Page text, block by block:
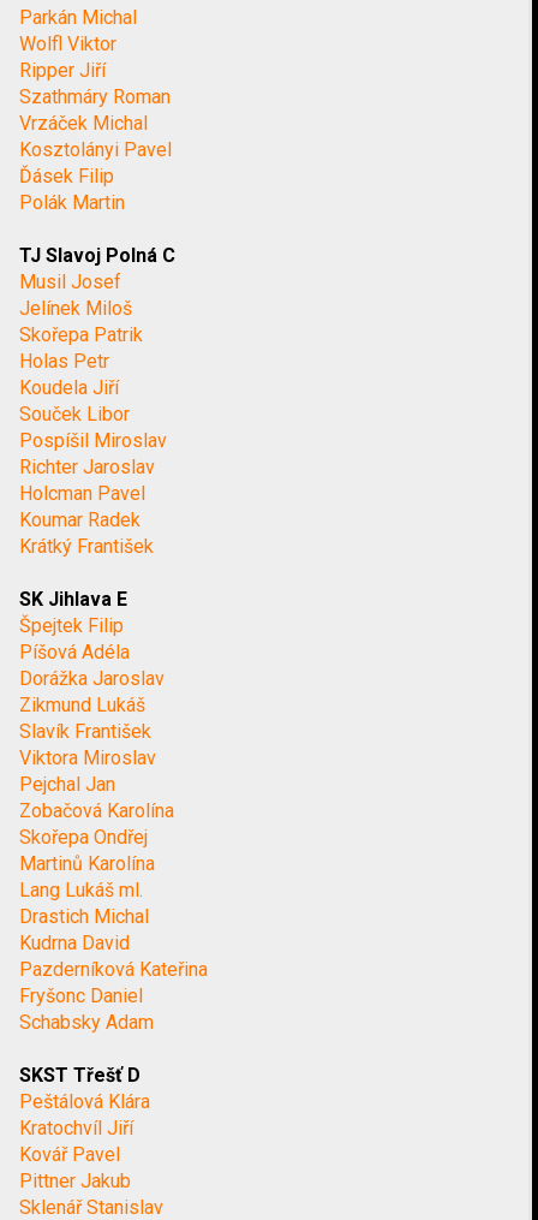
Parkán Michal
Wolfl Viktor
Ripper Jiří
Szathmáry Roman
Vrzáček Michal
Kosztolányi Pavel
Ďásek Filip
Polák Martin
TJ Slavoj Polná C
Musil Josef
Jelínek Miloš
Skořepa Patrik
Holas Petr
Koudela Jiří
Souček Libor
Pospíšil Miroslav
Richter Jaroslav
Holcman Pavel
Koumar Radek
Krátký František
SK Jihlava E
Špejtek Filip
Píšová Adéla
Dorážka Jaroslav
Zikmund Lukáš
Slavík František
Viktora Miroslav
Pejchal Jan
Zobačová Karolína
Skořepa Ondřej
Martinů Karolína
Lang Lukáš ml.
Drastich Michal
Kudrna David
Pazderníková Kateřina
Fryšonc Daniel
Schabsky Adam
SKST Třešť D
Peštálová Klára
Kratochvíl Jiří
Kovář Pavel
Pittner Jakub
Sklenář Stanislav